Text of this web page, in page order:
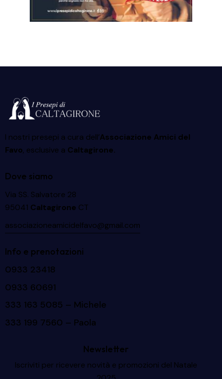
I nostri presepi a cura dell’Associazione Amici del
Favo, esclusive a Caltagirone.
Dove siamo
Via SS. Salvatore 28
95041 Caltagirone CT
associazioneamicidelfavo@gmail.com
Info e prenotazioni
0933 23418
0933 60691
333 163 5085 – Michele
333 199 7560 – Paola
Newsletter
Iscriviti per ricevere novità e promozioni del Natale